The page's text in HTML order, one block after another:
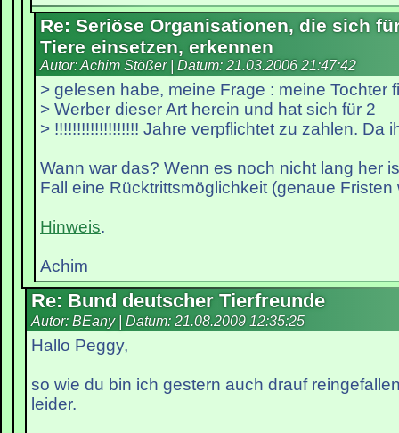
Re: Seriöse Organisationen, die sich
Tiere einsetzen, erkennen
Autor: Achim Stößer | Datum: 21.03.2006 21:47:42
> gelesen habe, meine Frage : meine Tochter
> Werber dieser Art herein und hat sich für 2
> !!!!!!!!!!!!!!!!!!! Jahre verpflichtet zu zahlen. Da
Wann war das? Wenn es noch nicht lang her
Fall eine Rücktrittsmöglichkeit (genaue Fristen
Hinweis.
Achim
Re: Bund deutscher Tierfreunde
Autor: BEany | Datum: 21.08.2009 12:35:25
Hallo Peggy,
so wie du bin ich gestern auch drauf
leider.